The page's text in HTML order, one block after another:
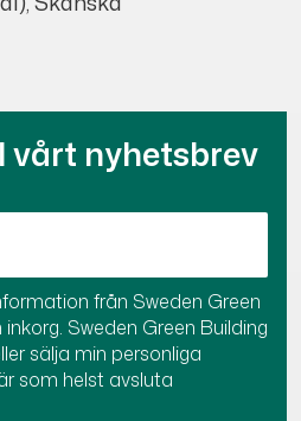
vårt nyhetsbrev
från Sweden Green
Sweden Green Building
sälja min personliga
som helst avsluta